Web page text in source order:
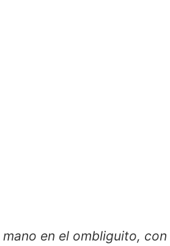
en el ombliguito, con